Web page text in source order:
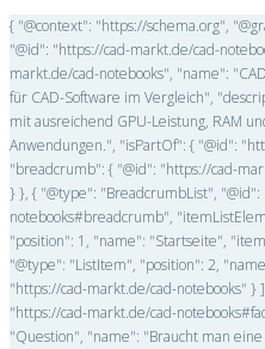
{ "@context": "https://schema.org",
"@id": "https://cad-markt.de/cad-
markt.de/cad-notebooks", "name":
für CAD-Software im Vergleich",
mit ausreichend GPU-Leistung, RAM
Anwendungen.", "isPartOf": { "@id":
"breadcrumb": { "@id": "https://cad-
} }, { "@type": "BreadcrumbList",
notebooks#breadcrumb",
"position": 1, "name": "Startseite",
"@type": "ListItem", "position": 2,
"https://cad-markt.de/cad-notebooks" }
"https://cad-markt.de/cad-
"Question", "name": "Braucht man